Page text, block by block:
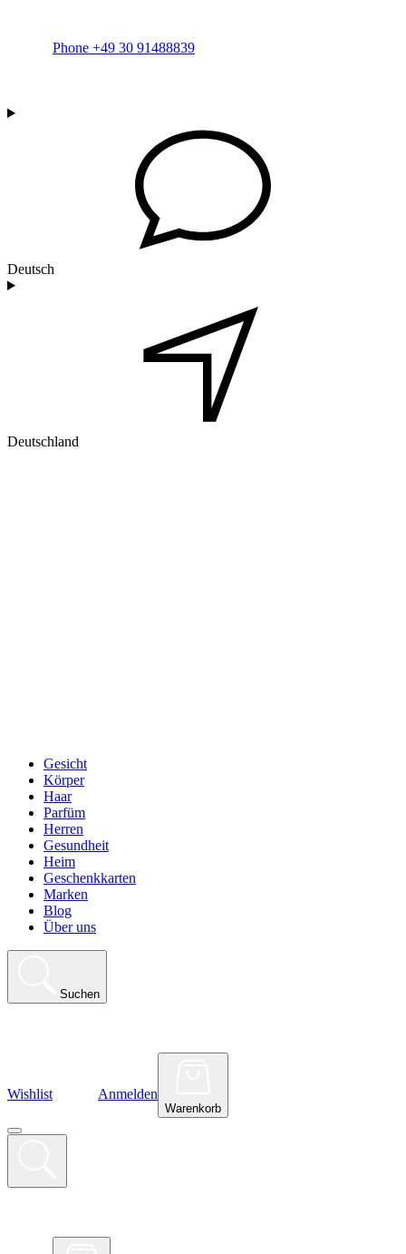
Phone +49 30 91488839
Deutsch
Deutschland
Gesicht
Körper
Haar
Parfüm
Herren
Gesundheit
Heim
Geschenkkarten
Marken
Blog
Über uns
Suchen
Wishlist Anmelden
Warenkorb